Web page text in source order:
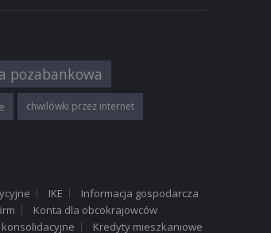
pozabankowa
chwilówki przez internet
IKE
Informacja gospodarcza
Konta dla obcokrajowców
Kredyty mieszkaniowe